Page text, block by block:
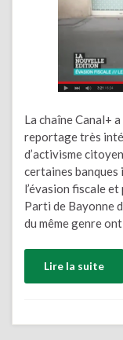
La chaîne Canal+
reportage très
d’activisme
certaines banques
l’évasion fiscale
Parti de Bayonne
du même genre ont
Lire la suite